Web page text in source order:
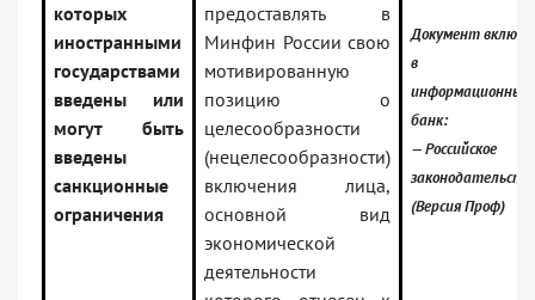
которых
иностранными
государствами
введены или
могут быть
введены
санкционные
ограничения
предоставлять в
Минфин России свою
мотивированную
позицию о
целесообразности
(нецелесообразности)
включения лица,
основной вид
экономической
деятельности
Документ
в
информационный
банк:
— Российское
(Версия Проф)